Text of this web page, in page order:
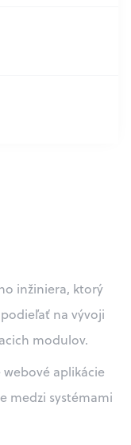
inžiniera, ktorý
na vývoji
modulov.
aplikácie
medzi systémami